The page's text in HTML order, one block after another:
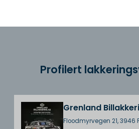
Profilert
Grenland
Floodmyrvegen 21, 3946